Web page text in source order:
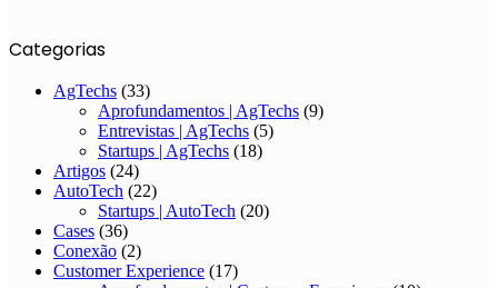
Categorias
AgTechs (33)
Aprofundamentos | AgTechs (9)
Entrevistas | AgTechs (5)
Startups | AgTechs (18)
Artigos (24)
AutoTech (22)
Startups | AutoTech (20)
Cases (36)
Conexão (2)
Customer Experience (17)